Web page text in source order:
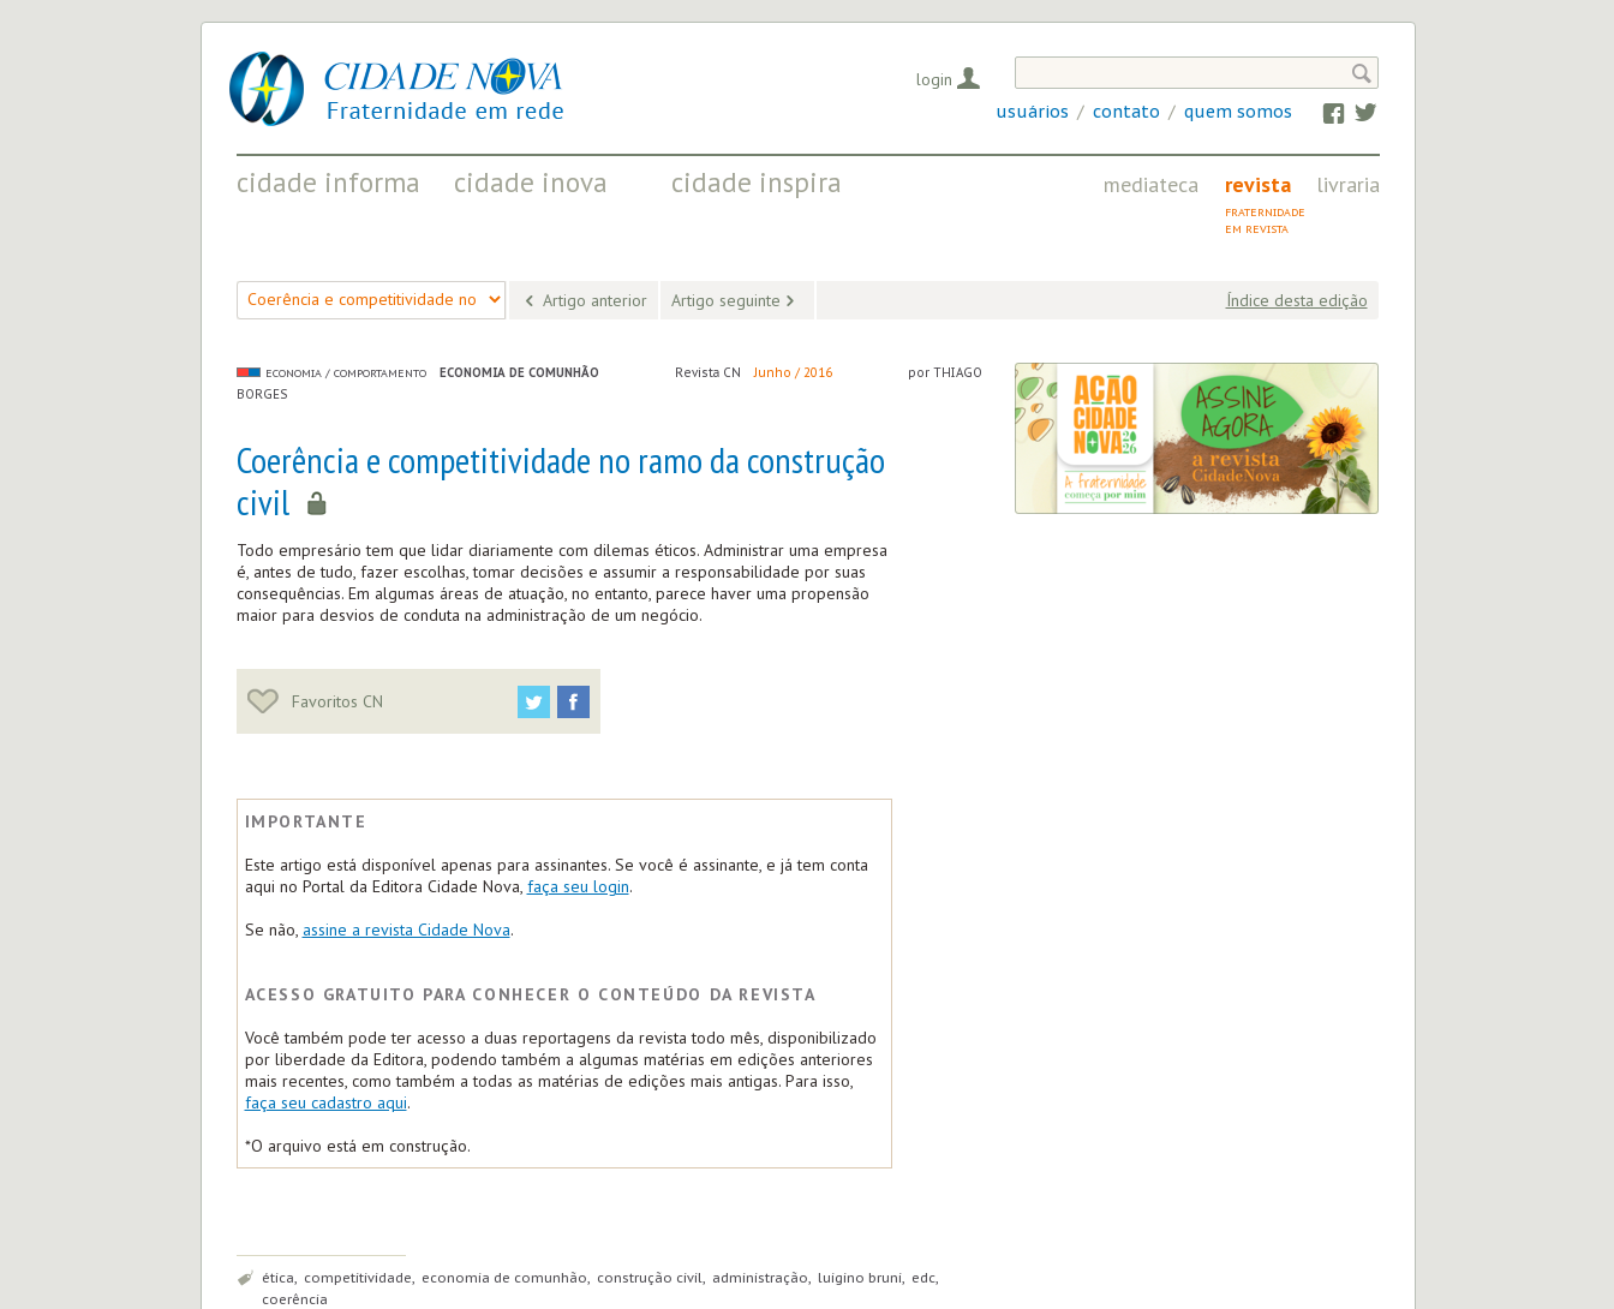
cidade
nova
UM
PROJETO
PELA
FRATERNIDADE
cidade informa cidade inova cidade inspira mediateca revista
FRATERNIDADE
EM REVISTA
livraria

login
usuários / contato / quem somos Facebook
Twitter
Artigo anterior Artigo seguinte Índice desta edição
ECONOMIA / COMPORTAMENTO ECONOMIA DE COMUNHÃO Revista CN Junho / 2016
por THIAGO
BORGES
Coerência e competitividade no ramo da construção
civil
Todo empresário tem que lidar diariamente com dilemas éticos. Administrar uma empresa
é, antes de tudo, fazer escolhas, tomar decisões e assumir a responsabilidade por suas
consequências. Em algumas áreas de atuação, no entanto, parece haver uma propensão
maior para desvios de conduta na administração de um negócio.
Favoritos CN
IMPORTANTE
Este artigo está disponível apenas para assinantes. Se você é assinante, e já tem conta
aqui no Portal da Editora Cidade Nova, faça seu login.
Se não, assine a revista Cidade Nova.
ACESSO GRATUITO PARA CONHECER O CONTEÚDO DA REVISTA
Você também pode ter acesso a duas reportagens da revista todo mês, disponibilizado
por liberdade da Editora, podendo também a algumas matérias em edições anteriores
mais recentes, como também a todas as matérias de edições mais antigas. Para isso,
faça seu cadastro aqui.
*O arquivo está em construção.
Tags:ética, competitividade, economia de comunhão, construção civil, administração, luigino bruni, edc,
coerência